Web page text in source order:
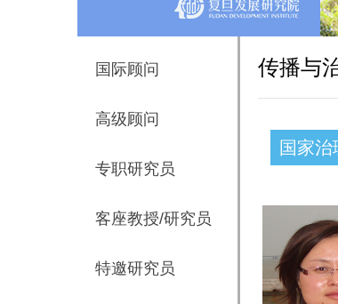
国际顾问
高级顾问
专职研究员
客座教授/研究员
特邀研究员
传播与
国家治